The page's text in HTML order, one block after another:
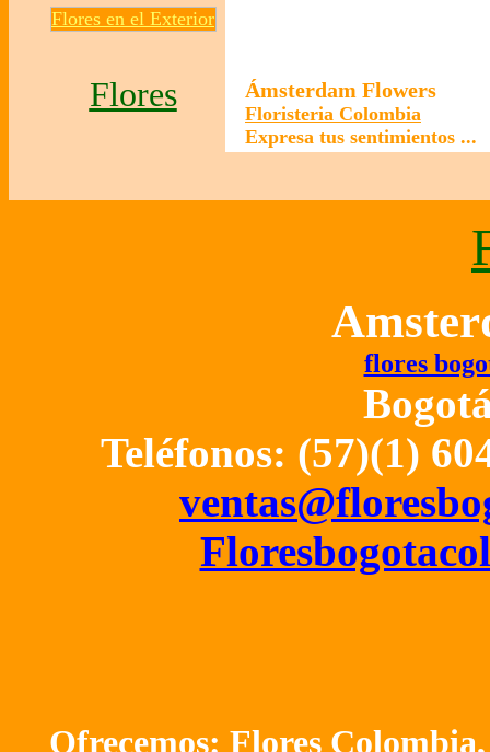
Flores en el Exterior
Flores Ámsterdam Flowers
Floristeria Colombia
Expresa tus sentimientos
flores
Teléfonos: (57)(1)
Ofrecemos: Flores Colombia